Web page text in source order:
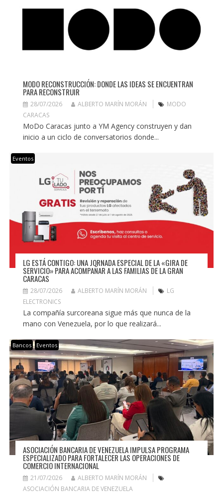
MODO RECONSTRUCCIÓN: DONDE LAS IDEAS SE ENCUENTRAN
PARA RECONSTRUIR
28/07/2026 ALBERTO MARÍN MORÁN
MODO
CARACAS
MoDo Caracas junto a YM Agency construyen y dan
inicio a un ciclo de conversatorios donde...
Eventos
LG ESTÁ CONTIGO: UNA JORNADA ESPECIAL DE LA «GIRA DE
SERVICIO» PARA ACOMPAÑAR A LAS FAMILIAS DE LA GRAN
CARACAS
28/07/2026 ALBERTO MARÍN MORÁN
LG
ELECTRONICS
La compañía surcoreana sigue más que nunca de la
mano con Venezuela, por lo que realizará...
Bancos Eventos
ASOCIACIÓN BANCARIA DE VENEZUELA IMPULSA PROGRAMA
ESPECIALIZADO PARA FORTALECER LAS OPERACIONES DE
COMERCIO INTERNACIONAL
21/07/2026
ALBERTO MARÍN MORÁN
ASOCIACIÓN BANCARIA DE VENEZUELA